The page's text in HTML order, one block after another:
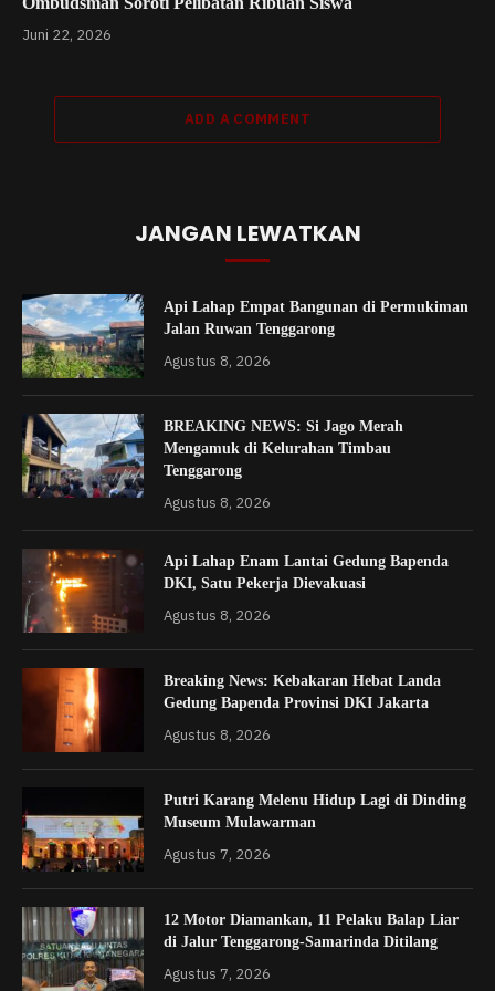
Juni 22, 2026
ADD A COMMENT
JANGAN LEWATKAN
Api Lahap Empat Bangunan di Permukiman
Jalan Ruwan Tenggarong
Agustus 8, 2026
BREAKING NEWS: Si Jago Merah
Mengamuk di Kelurahan Timbau
Tenggarong
Agustus 8, 2026
Api Lahap Enam Lantai Gedung Bapenda
DKI, Satu Pekerja Dievakuasi
Agustus 8, 2026
Breaking News: Kebakaran Hebat Landa
Gedung Bapenda Provinsi DKI Jakarta
Agustus 8, 2026
Putri Karang Melenu Hidup Lagi di Dinding
Museum Mulawarman
Agustus 7, 2026
12 Motor Diamankan, 11 Pelaku Balap Liar
di Jalur Tenggarong-Samarinda Ditilang
Agustus 7, 2026